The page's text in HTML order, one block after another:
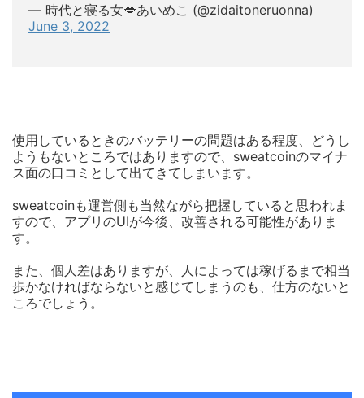
— 時代と寝る女💋あいめこ (@zidaitoneruonna)
June 3, 2022
使用しているときのバッテリーの問題はある程度、どうし
ようもないところではありますので、sweatcoinのマイナ
ス面の口コミとして出てきてしまいます。
sweatcoinも運営側も当然ながら把握していると思われま
すので、アプリのUIが今後、改善される可能性がありま
す。
また、個人差はありますが、人によっては稼げるまで相当
歩かなければならないと感じてしまうのも、仕方のないと
ころでしょう。